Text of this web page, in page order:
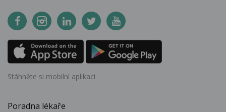
Stáhněte si mobilní aplikaci
Poradna lékaře